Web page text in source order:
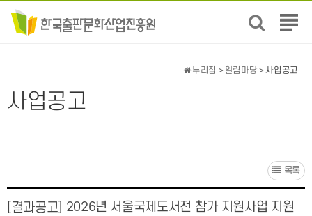
전
뉴
사업공고
누리집 > 알림마당 > 사업공고
목록
[결과공고]
2026년 서울국제도서전 참가 지원사업 지원